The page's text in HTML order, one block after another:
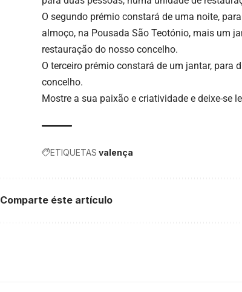
O segundo prémio constará de uma noite,
almoço, na Pousada São Teotónio, mais um
restauração do nosso concelho.
O terceiro prémio constará de um jantar, para
concelho.
Mostre a sua paixão e criatividade e deixe-se
ETIQUETAS valença
Comparte éste artículo